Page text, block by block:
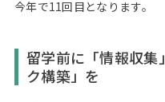
今年で11回目となります。
留学前に「情報収集
ク構築」を